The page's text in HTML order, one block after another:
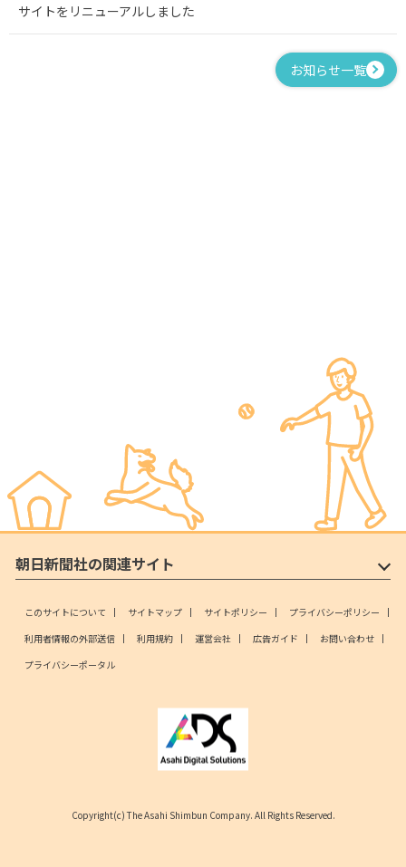
サイトをリニューアルしました
お知らせ一覧
朝日新聞社の関連サイト
このサイトについて サイトマップ サイトポリシー
プライバシーポリシー
利用者情報の外部送信
利用規約 運営会社 広告ガイド
お問い合わせ
プライバシーポータル
Copyright(c) The Asahi Shimbun Company. All Rights Reserved.